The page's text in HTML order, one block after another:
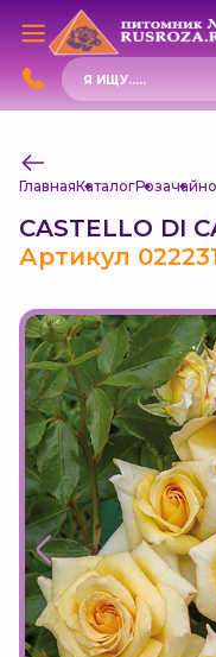
Поиск
товаров
ГлавнаяКаталогРоза
CASTELLO DI
Артикул